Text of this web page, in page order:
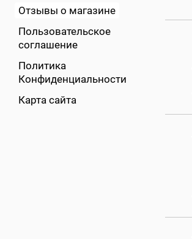
Отзывы о магазине
Пользовательское
соглашение
Политика
Конфиденциальности
Карта сайта